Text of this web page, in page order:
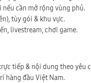
nếu cần mở rộng vùng phủ.
tùy gói & khu vực.
livestream, chơi game.
tiếp & nội dung theo yêu
hàng đầu Việt Nam.